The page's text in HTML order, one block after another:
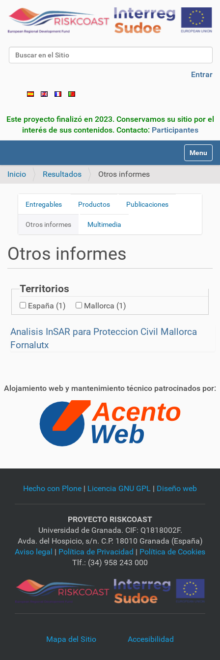
Buscar
Entrar
Este proyecto finalizó en 2023. Conservamos su sitio por el
interés de sus contenidos. Contacto: Participantes
v
Toggle
Inicio Resultados Otros informes
N
g
a
i
ó
n
Entregables Productos Publicaciones
Otros informes Multimedia
Otros informes
Territorios
España (1) Mallorca (1)
Analisis InSAR para Proteccion Civil Mallorca
Fornalutx
Alojamiento web y mantenimiento técnico patrocinados por:
Hecho con Plone | Licencia GNU GPL | Diseño web
PROYECTO RISKCOAST
Universidad de Granada. CIF: Q1818002F.
Avda. del Hospicio, s/n. C.P. 18010 Granada (España)
Aviso legal | Política de Privacidad | Política de Cookies
Tlf.: (34) 958 243 000
Mapa del Sitio Accesibilidad